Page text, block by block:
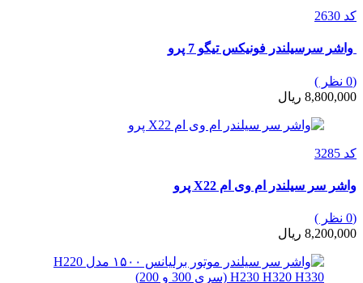
کد 2630
واشر سرسیلندر فونیکس تیگو 7 پرو
(0 نظر )
8,800,000 ریال
کد 3285
واشر سر سیلندر ام وی ام X22 پرو
(0 نظر )
8,200,000 ریال